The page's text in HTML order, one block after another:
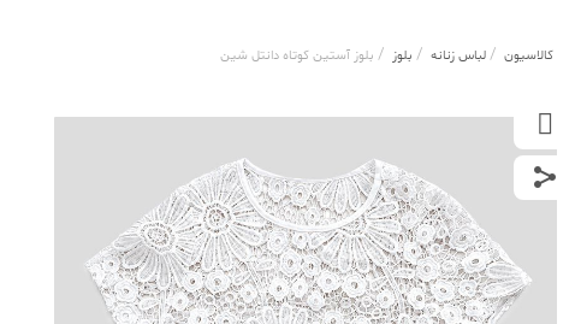
کالاسیون / لباس زنانه / بلوز / بلوز آستین کوتاه دانتل شین